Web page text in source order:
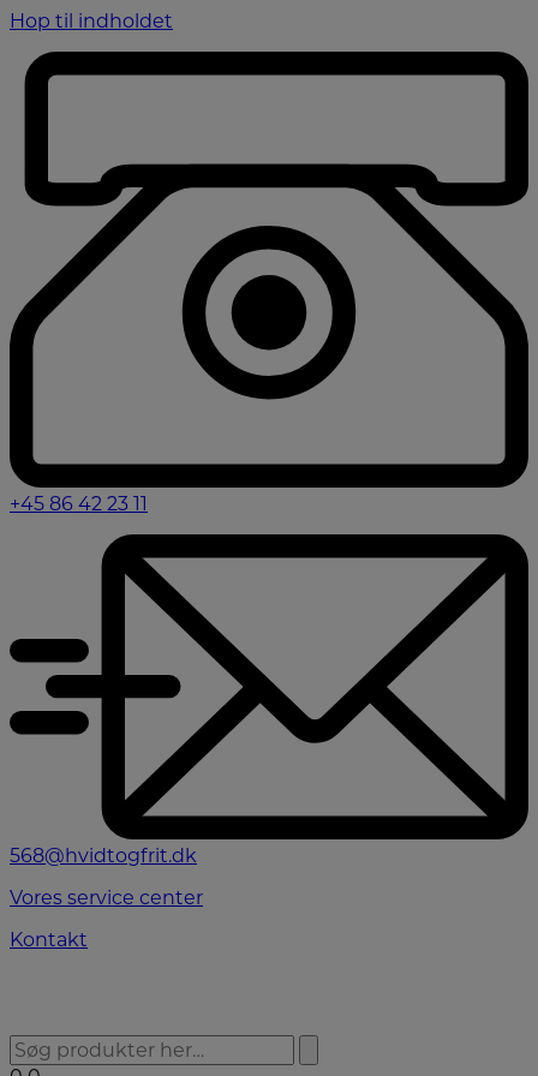
Hop til indholdet
+45 86 42 23 11
568@hvidtogfrit.dk
Vores service center
Kontakt